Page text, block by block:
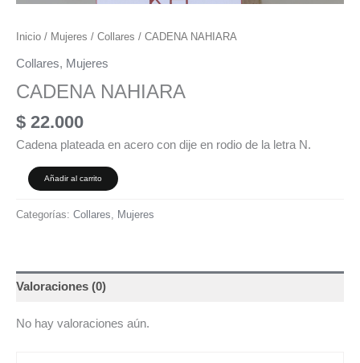
Inicio / Mujeres / Collares / CADENA NAHIARA
Collares, Mujeres
CADENA NAHIARA
$ 22.000
Cadena plateada en acero con dije en rodio de la letra N.
Añadir al carrito
Categorías: Collares Mujeres
Valoraciones (0)
No hay valoraciones aún.